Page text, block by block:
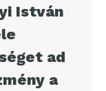
István
ad
a